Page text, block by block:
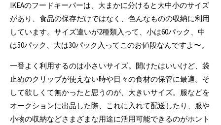
IKEAのフードキーパーは、大まかに分けると大中小のサイズ
があり、食品の保存だけではなく、色んなものの収納に利用
しています。サイズ違いが2種類入って、小は60パック、中
は50パック、大は30パック入ってこのお値段なんですよ〜。
一番よく利用するのは小さいサイズ。開けたはいいけど、袋
止めのクリップが使えない時や日々の食材の保管に最適。そ
して欲しくて無かったと思うのが、大きいサイズ。服などを
オークションに出品した際、これに入れて配送したり、服や
小物の収納などさまざまな用途に活用可能できるのがホント